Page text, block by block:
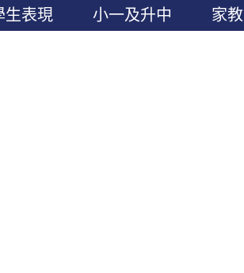
生表現 小一及升中 家